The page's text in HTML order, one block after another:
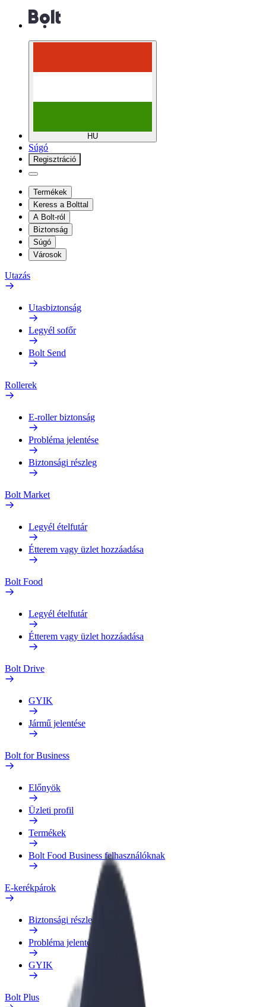
HU
Súgó
Regisztráció
Termékek
Keress a Bolttal
A Bolt-ról
Biztonság
Súgó
Városok
Utazás
Utasbiztonság
Legyél sofőr
Bolt Send
Rollerek
E-roller biztonság
Probléma jelentése
Biztonsági részleg
Bolt Market
Legyél ételfutár
Étterem vagy üzlet hozzáadása
Bolt Food
Legyél ételfutár
Étterem vagy üzlet hozzáadása
Bolt Drive
GYIK
Jármű jelentése
Bolt for Business
Előnyök
Üzleti profil
Termékek
Bolt Food Business felhasználóknak
E-kerékpárok
Biztonsági részleg
Probléma jelentése
GYIK
Bolt Plus